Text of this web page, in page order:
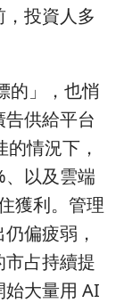
投資人多
的」，也悄
供給平台
情況下，
、以及雲端
獲利。管理
偏疲弱，
占持續提
大量用 AI